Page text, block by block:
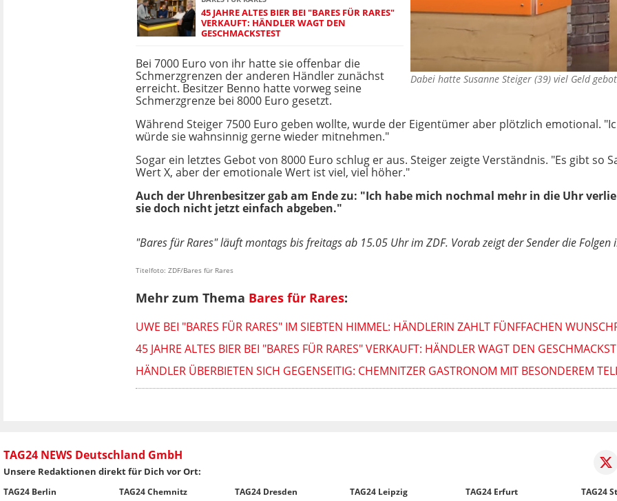
Dabei hatte Susanne Steiger (39) viel Geld
45 JAHRE ALTES BIER BEI "BARES FÜR RARES"
VERKAUFT: HÄNDLER WAGT DEN
GESCHMACKSTEST
Bei 7000 Euro von ihr hatte sie offenbar die
Schmerzgrenzen der anderen Händler zunächst
erreicht. Besitzer Benno hatte vorweg seine
Schmerzgrenze bei 8000 Euro gesetzt.
Während Steiger 7500 Euro geben wollte, wurde der Eigentümer aber plötzlich emotional.
würde sie wahnsinnig gerne wieder mitnehmen."
Sogar ein letztes Gebot von 8000 Euro schlug er aus. Steiger zeigte Verständnis. "Es gibt so
Wert X, aber der emotionale Wert ist viel, viel höher."
Auch der Uhrenbesitzer gab am Ende zu: "Ich habe mich nochmal mehr in die Uhr
sie doch nicht jetzt einfach abgeben."
"Bares für Rares" läuft montags bis freitags ab 15.05 Uhr im ZDF. Vorab zeigt der Sender die
Titelfoto: ZDF/Bares für Rares
Mehr zum Thema Bares für Rares:
UWE BEI "BARES FÜR RARES" IM SIEBTEN HIMMEL: HÄNDLERIN ZAHLT FÜNFFACHEN
45 JAHRE ALTES BIER BEI "BARES FÜR RARES" VERKAUFT: HÄNDLER WAGT DEN
HÄNDLER ÜBERBIETEN SICH GEGENSEITIG: CHEMNITZER GASTRONOM MIT BESONDEREM
TAG24 NEWS Deutschland GmbH
Unsere Redaktionen direkt für Dich vor Ort:
TAG24 Berlin
TAG24 Chemnitz
TAG24 Dresden
TAG24 Leipzig
TAG24 Erfurt
TAG24